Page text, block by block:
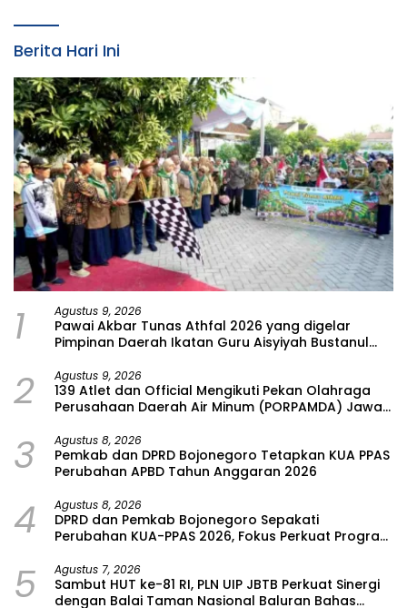
Berita Hari Ini
1 Agustus 9, 2026
Pawai Akbar Tunas Athfal 2026 yang digelar
Pimpinan Daerah Ikatan Guru Aisyiyah Bustanul
2 Agustus 9, 2026
139 Atlet dan Official Mengikuti Pekan Olahraga
Perusahaan Daerah Air Minum (PORPAMDA) Jawa
3 Agustus 8, 2026
Pemkab dan DPRD Bojonegoro Tetapkan KUA PPAS
Perubahan APBD Tahun Anggaran 2026
4 Agustus 8, 2026
DPRD dan Pemkab Bojonegoro Sepakati
Perubahan KUA-PPAS 2026, Fokus Perkuat Program
5 Agustus 7, 2026
Sambut HUT ke-81 RI, PLN UIP JBTB Perkuat Sinergi
dengan Balai Taman Nasional Baluran Bahas